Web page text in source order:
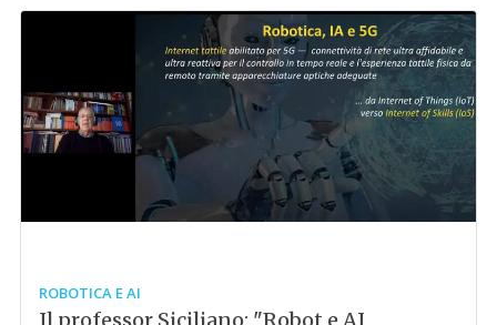
ROBOTICA E AI
Il professor Siciliano: "Robot e AI